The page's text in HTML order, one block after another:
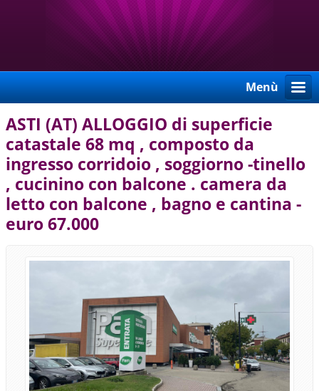
Menù
ASTI (AT) ALLOGGIO di superficie
catastale 68 mq , composto da
ingresso corridoio , soggiorno -tinello
, cucinino con balcone . camera da
letto con balcone , bagno e cantina -
euro 67.000